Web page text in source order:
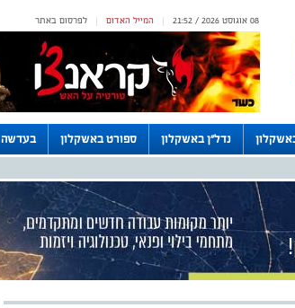
לפרסום באתר | המייל האדום | 08 אוגוסט 2026 / 21:52
נדל"ן באשקלון ספורט באשקלון בעדשה